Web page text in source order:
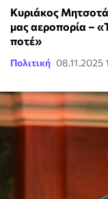
Κυριάκος
μας αεροπορία –
ποτέ»
Πολιτική 08.11.2025